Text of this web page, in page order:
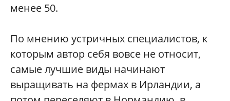
менее 50.
По мнению устричных специалистов, к
которым автор себя вовсе не относит,
самые лучшие виды начинают
выращивать на фермах в Ирландии, а